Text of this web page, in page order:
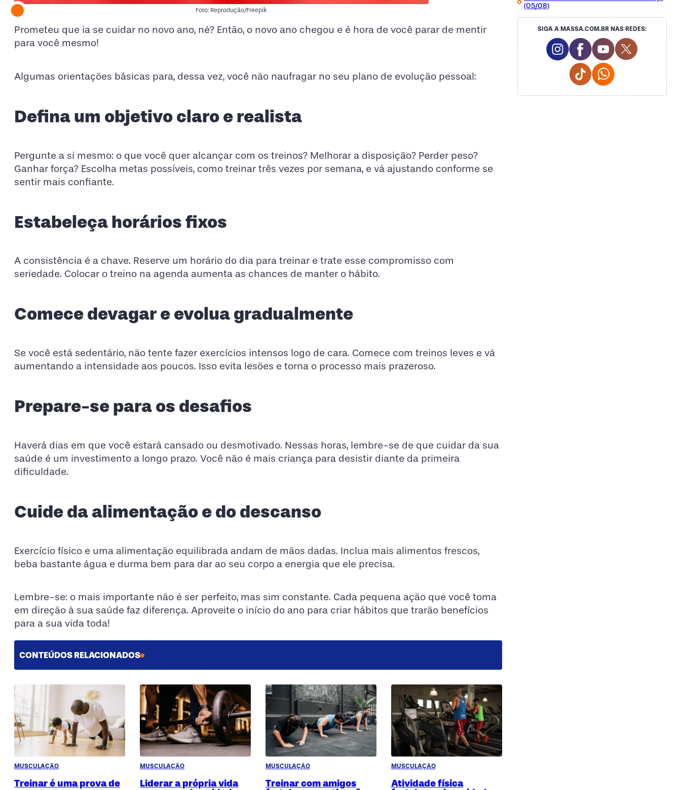
Foto: Reprodução/Freepik
Prometeu que ia se cuidar no novo ano, né? Então, o novo ano chegou e é hora de você parar de mentir
para você mesmo!
Algumas orientações básicas para, dessa vez, você não naufragar no seu plano de evolução pessoal:
Defina um objetivo claro e realista
Pergunte a si mesmo: o que você quer alcançar com os treinos? Melhorar a disposição? Perder peso?
Ganhar força? Escolha metas possíveis, como treinar três vezes por semana, e vá ajustando conforme se
sentir mais confiante.
Estabeleça horários fixos
A consistência é a chave. Reserve um horário do dia para treinar e trate esse compromisso com
seriedade. Colocar o treino na agenda aumenta as chances de manter o hábito.
Comece devagar e evolua gradualmente
Se você está sedentário, não tente fazer exercícios intensos logo de cara. Comece com treinos leves e vá
aumentando a intensidade aos poucos. Isso evita lesões e torna o processo mais prazeroso.
Prepare-se para os desafios
Haverá dias em que você estará cansado ou desmotivado. Nessas horas, lembre-se de que cuidar da sua
saúde é um investimento a longo prazo. Você não é mais criança para desistir diante da primeira
dificuldade.
Cuide da alimentação e do descanso
Exercício físico e uma alimentação equilibrada andam de mãos dadas. Inclua mais alimentos frescos,
beba bastante água e durma bem para dar ao seu corpo a energia que ele precisa.
Lembre-se: o mais importante não é ser perfeito, mas sim constante. Cada pequena ação que você toma
em direção à sua saúde faz diferença. Aproveite o início do ano para criar hábitos que trarão benefícios
para a sua vida toda!
CONTEÚDOS RELACIONADOS
MUSCULAÇÃO
Treinar é uma prova de
MUSCULAÇÃO
Liderar a própria vida
MUSCULAÇÃO
Treinar com amigos
MUSCULAÇÃO
Atividade física
(05/08)
SIGA A MASSA.COM.BR NAS REDES:
Instagram Social Media
Facebook Social Media
Youtube Social
Twitter
Tiktok Social Media
Whatsapp